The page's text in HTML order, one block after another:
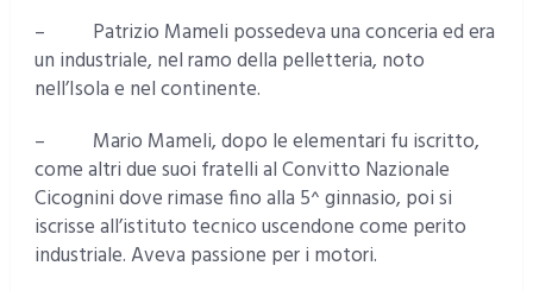
– Patrizio Mameli possedeva una conceria ed era
un industriale, nel ramo della pelletteria, noto
nell’Isola e nel continente.
– Mario Mameli, dopo le elementari fu iscritto,
come altri due suoi fratelli al Convitto Nazionale
Cicognini dove rimase fino alla 5^ ginnasio, poi si
iscrisse all’istituto tecnico uscendone come perito
industriale. Aveva passione per i motori.